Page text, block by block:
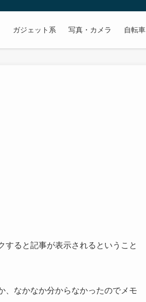
ガジェット系 写真・カメラ 自転車
すると記事が表示されるということ
、なかなか分からなかったのでメモ